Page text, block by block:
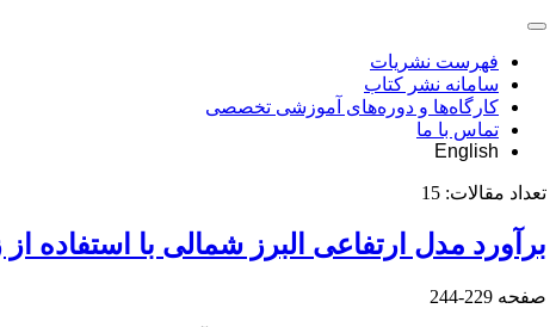
فهرست نشریات
سامانه نشر کتاب
کارگاه‌ها و دوره‌های آموزشی تخصصی
تماس با ما
English
تعداد مقالات: 15
برآورد مدل ارتفاعی البرز شمالی با
صفحه 229-244